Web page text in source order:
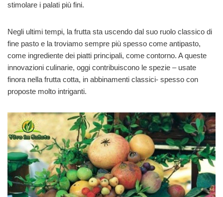
stimolare i palati più fini.
Negli ultimi tempi, la frutta sta uscendo dal suo ruolo classico di
fine pasto e la troviamo sempre più spesso come antipasto,
come ingrediente dei piatti principali, come contorno. A queste
innovazioni culinarie, oggi contribuiscono le spezie – usate
finora nella frutta cotta, in abbinamenti classici- spesso con
proposte molto intriganti.